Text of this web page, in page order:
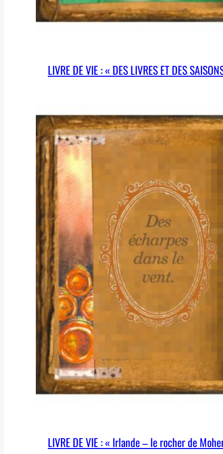
LIVRE DE VIE : « DES LIVRES ET DES
LIVRE DE VIE : « Irlande – le rocher de